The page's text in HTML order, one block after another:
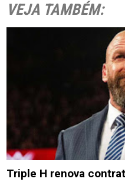
VEJA TAMBÉM:
Triple H renova